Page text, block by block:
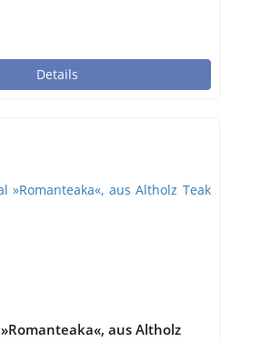
Details
aus Altholz